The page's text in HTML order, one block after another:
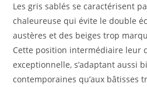
Les gris sablés se caractérisent
chaleureuse qui évite le double
austères et des beiges trop
Cette position intermédiaire leur
exceptionnelle, s’adaptant aussi
contemporaines qu’aux bâtisses